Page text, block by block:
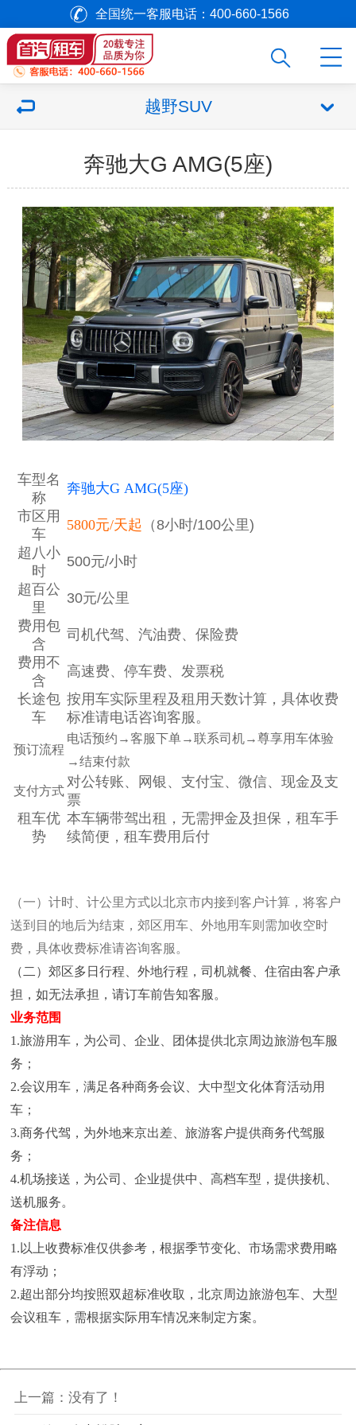
全国统一客服电话：400-660-1566
越野SUV
奔驰大G AMG(5座)
车型名
称
奔驰大G AMG(5座)
市区用
车
5800元/天起
（8小时/100公里)
超八小
时
500元/小时
超百公
里
30元/公里
费用包
含
司机代驾、汽油费、保险费
费用不
含
高速费、停车费、发票税
长途包
车
按用车实际里程及租用天数计算，具体收费
标准请电话咨询客服。
预订流程
电话预约→客服下单→联系司机→尊享用车体验
→结束付款
支付方式
对公转账、网银、支付宝、微信、现金及支
票
租车优
势
本车辆带驾出租，无需押金及担保，租车手
续简便，租车费用后付
（一）计时、计公里方式以北京市内接到客户计算，将客户
送到目的地后为结束，郊区用车、外地用车则需加收空时
费，具体收费标准请咨询客服。
（二）郊区多日行程、外地行程，司机就餐、住宿由客户承
担，如无法承担，请订车前告知客服。
业务范围
1.旅游用车，为公司、企业、团体提供北京周边旅游包车服
务；
2.会议用车，满足各种商务会议、大中型文化体育活动用
车；
3.商务代驾，为外地来京出差、旅游客户提供商务代驾服
务；
4.机场接送，为公司、企业提供中、高档车型，提供接机、
送机服务。
备注信息
1.以上收费标准仅供参考，根据季节变化、市场需求费用略
有浮动；
2.超出部分均按照双超标准收取，北京周边旅游包车、大型
会议租车，需根据实际用车情况来制定方案。
上一篇：没有了！